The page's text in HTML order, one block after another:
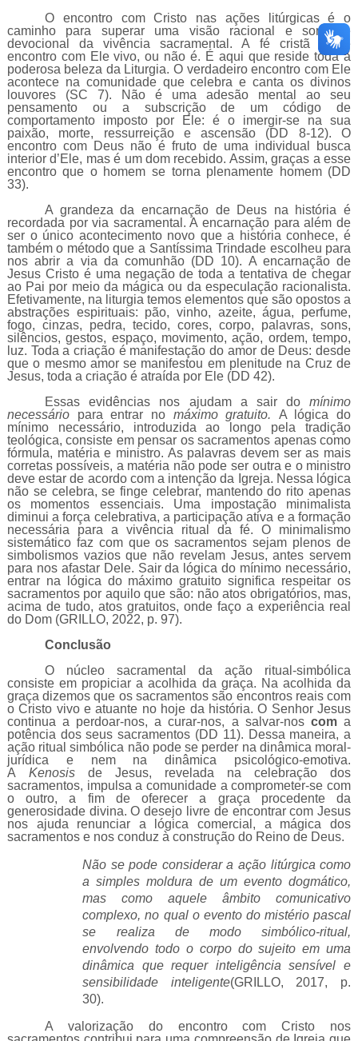
O encontro com Cristo nas ações litúrgicas é o
caminho para superar uma visão racional e somente
devocional da vivência sacramental. A fé cristã ou é
encontro com Ele vivo, ou não é. É aqui que reside toda a
poderosa beleza da Liturgia. O verdadeiro encontro com Ele
acontece na comunidade que celebra e canta os divinos
louvores (SC 7). Não é uma adesão mental ao seu
pensamento ou a subscrição de um código de
comportamento imposto por Ele: é o imergir-se na sua
paixão, morte, ressurreição e ascensão (DD 8-12). O
encontro com Deus não é fruto de uma individual busca
interior d’Ele, mas é um dom recebido. Assim, graças a esse
encontro que o homem se torna plenamente homem (DD
33).
A grandeza da encarnação de Deus na história é
recordada por via sacramental. A encarnação para além de
ser o único acontecimento novo que a história conhece, é
também o método que a Santíssima Trindade escolheu para
nos abrir a via da comunhão (DD 10). A encarnação de
Jesus Cristo é uma negação de toda a tentativa de chegar
ao Pai por meio da mágica ou da especulação racionalista.
Efetivamente, na liturgia temos elementos que são opostos a
abstrações espirituais: pão, vinho, azeite, água, perfume,
fogo, cinzas, pedra, tecido, cores, corpo, palavras, sons,
silêncios, gestos, espaço, movimento, ação, ordem, tempo,
luz. Toda a criação é manifestação do amor de Deus: desde
que o mesmo amor se manifestou em plenitude na Cruz de
Jesus, toda a criação é atraída por Ele (DD 42).
Essas evidências nos ajudam a sair domínimo
necessário para entrar no máximo gratuito. A lógica do
mínimo necessário, introduzida ao longo pela tradição
teológica, consiste em pensar os sacramentos apenas como
fórmula, matéria e ministro. As palavras devem ser as mais
corretas possíveis, a matéria não pode ser outra e o ministro
deve estar de acordo com a intenção da Igreja. Nessa lógica
não se celebra, se finge celebrar, mantendo do rito apenas
os momentos essenciais. Uma impostação minimalista
diminui a força celebrativa, a participação ativa e a formação
necessária para a vivência ritual da fé. O minimalismo
sistemático faz com que os sacramentos sejam plenos de
simbolismos vazios que não revelam Jesus, antes servem
para nos afastar Dele. Sair da lógica do mínimo necessário,
entrar na lógica do máximo gratuito significa respeitar os
sacramentos por aquilo que são: não atos obrigatórios, mas,
acima de tudo, atos gratuitos, onde faço a experiência real
do Dom (GRILLO, 2022, p. 97).
Conclusão
O núcleo sacramental da ação ritual-simbólica
consiste em propiciar a acolhida da graça. Na acolhida da
graça dizemos que os sacramentos são encontros reais com
o Cristo vivo e atuante no hoje da história. O Senhor Jesus
continua a perdoar-nos, a curar-nos, a salvar-nos coma
potência dos seus sacramentos (DD 11). Dessa maneira, a
ação ritual simbólica não pode se perder na dinâmica moral-
jurídica e nem na dinâmica psicológico-emotiva.
A Kenosis de Jesus, revelada na celebração dos
sacramentos, impulsa a comunidade a comprometer-se com
o outro, a fim de oferecer a graça procedente da
generosidade divina. O desejo livre de encontrar com Jesus
nos ajuda renunciar a lógica comercial, a mágica dos
sacramentos e nos conduz à construção do Reino de Deus.
Não se pode considerar a ação litúrgica como
a simples moldura de um evento dogmático,
mas como aquele âmbito comunicativo
complexo, no qual o evento do mistério pascal
se realiza de modo simbólico-ritual,
envolvendo todo o corpo do sujeito em uma
dinâmica que requer inteligência sensível e
sensibilidade inteligente(GRILLO, 2017, p.
30).
A valorização do encontro com Cristo nos